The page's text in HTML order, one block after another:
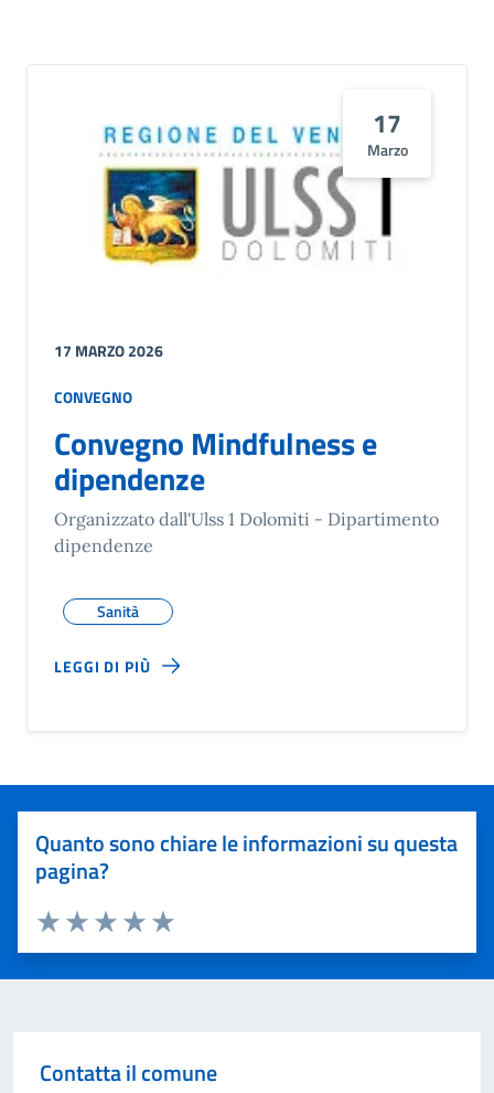
17
Marzo
17 MARZO 2026
CONVEGNO
Convegno Mindfulness e
dipendenze
Organizzato dall'Ulss 1 Dolomiti - Dipartimento
dipendenze
Sanità
LEGGI DI PIÙ
Quanto sono chiare le informazioni su questa
pagina?
Valuta 5 stelle su 5
Valuta 4 stelle su 5
Valuta 3 stelle su 5
Valuta 2 stelle su 5
Valuta 1 stelle su 5
Contatta il comune